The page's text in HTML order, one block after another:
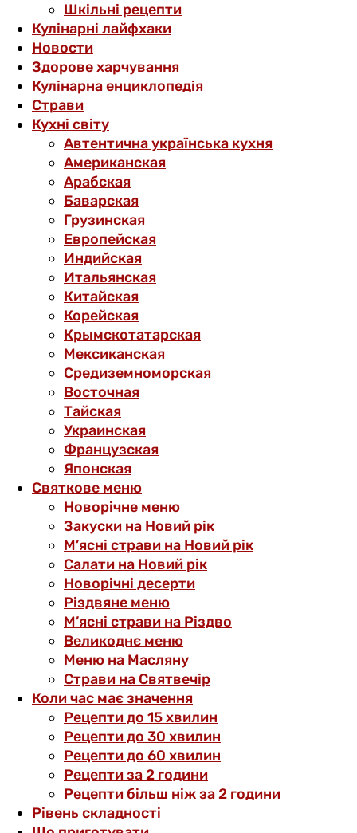
Шкільні рецепти
Кулінарні лайфхаки
Новости
Здорове харчування
Кулінарна енциклопедія
Страви
Кухні світу
Автентична українська кухня
Американская
Арабская
Баварская
Грузинская
Европейская
Индийская
Итальянская
Китайская
Корейская
Крымскотатарская
Мексиканская
Средиземноморская
Восточная
Тайская
Украинская
Французская
Японская
Святкове меню
Новорічне меню
Закуски на Новий рік
М’ясні страви на Новий рік
Салати на Новий рік
Новорічні десерти
Різдвяне меню
М’ясні страви на Різдво
Великоднє меню
Меню на Масляну
Страви на Святвечір
Коли час має значення
Рецепти до 15 хвилин
Рецепти до 30 хвилин
Рецепти до 60 хвилин
Рецепти за 2 години
Рецепти більш ніж за 2 години
Рівень складності